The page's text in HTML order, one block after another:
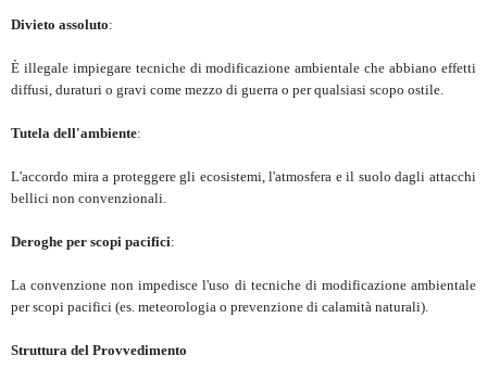
Divieto assoluto:
È illegale impiegare tecniche di modificazione ambientale che abbiano effetti
diffusi, duraturi o gravi come mezzo di guerra o per qualsiasi scopo ostile.
Tutela dell'ambiente:
L'accordo mira a proteggere gli ecosistemi, l'atmosfera e il suolo dagli attacchi
bellici non convenzionali.
Deroghe per scopi pacifici:
La convenzione non impedisce l'uso di tecniche di modificazione ambientale
per scopi pacifici (es. meteorologia o prevenzione di calamità naturali).
Struttura del Provvedimento